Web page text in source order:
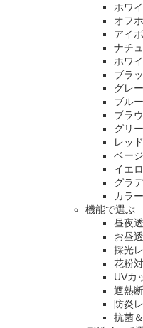
ホワ
オフ
アイ
ナチ
ホワ
ブラ
グレ
ブル
ブラ
グリ
レッ
ベー
イエ
グラ
カラ
機能で選ぶ
昼夜
お昼
採光
花粉
UVカ
遮熱
防炎
抗菌